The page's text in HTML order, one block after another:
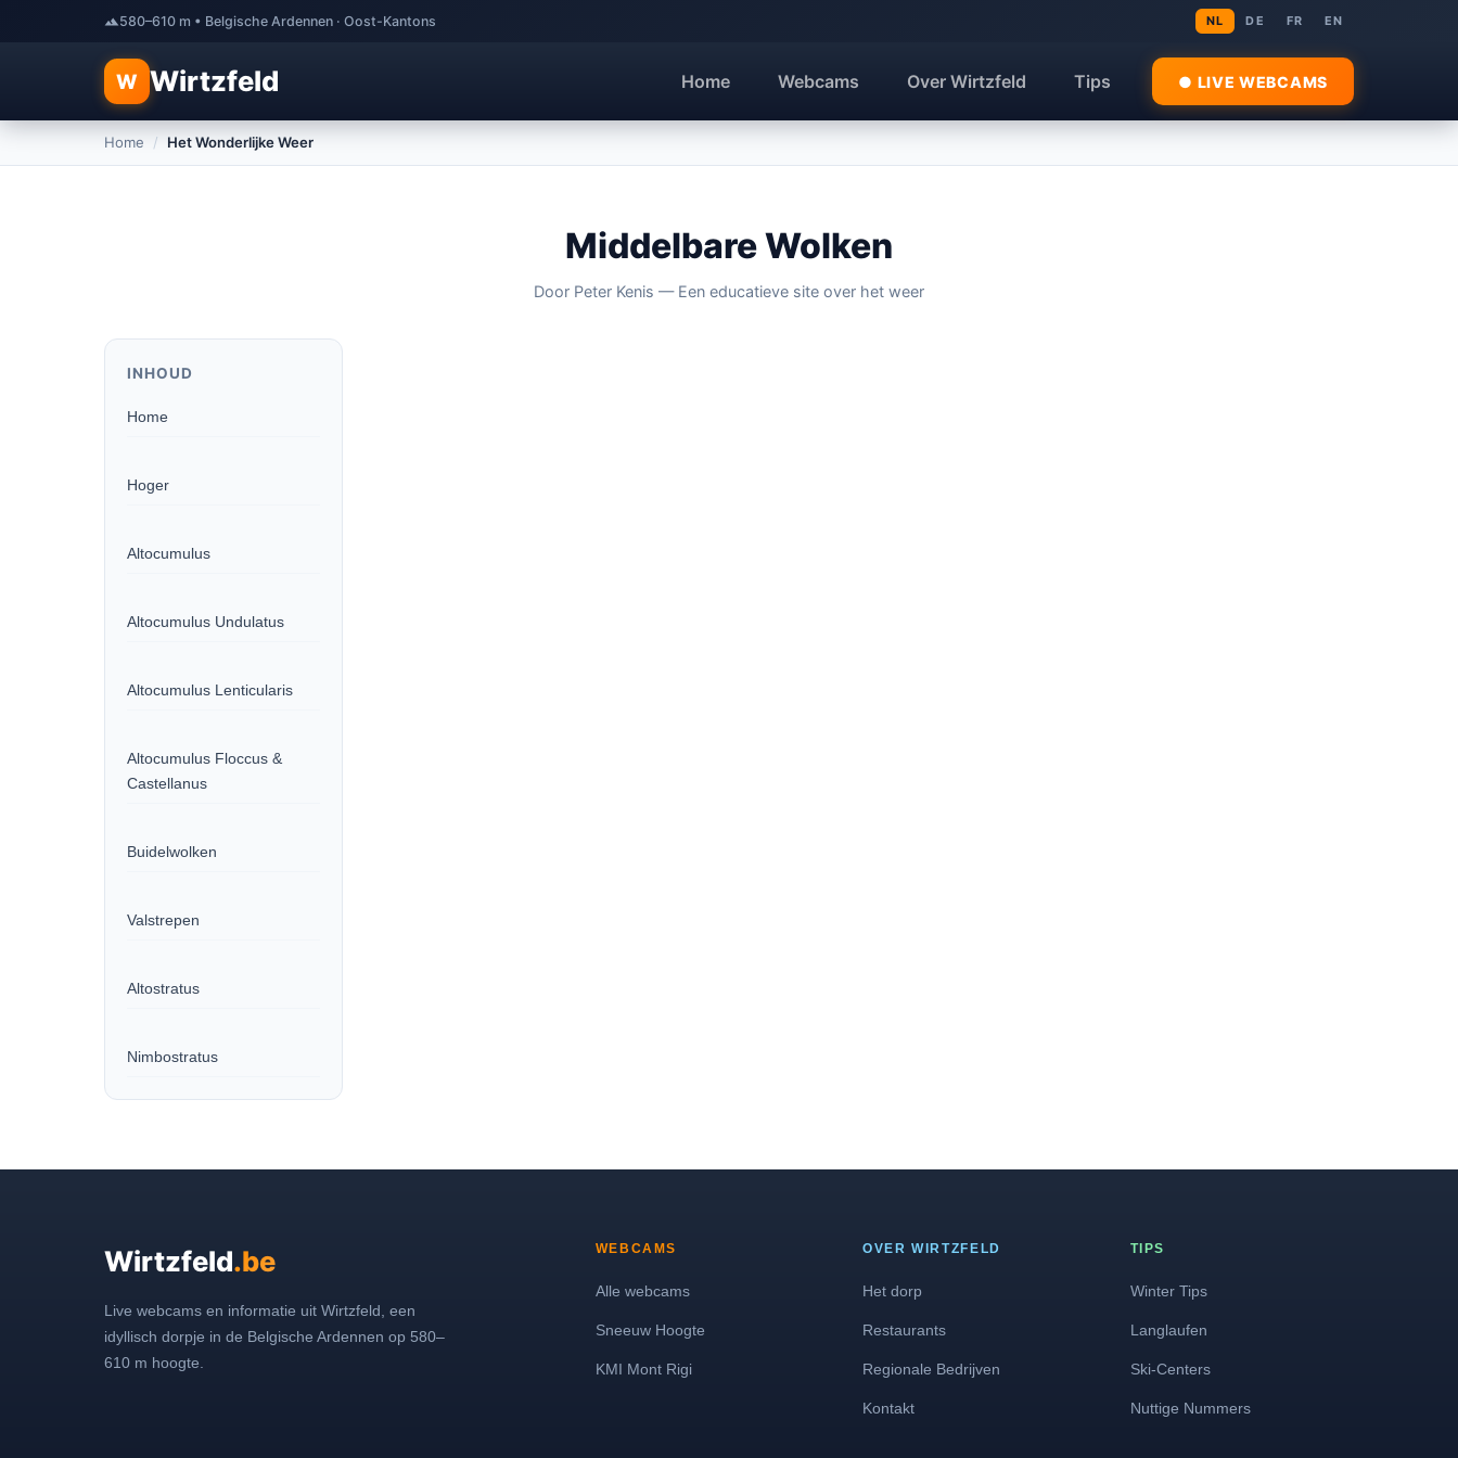
580–610 m • Belgische Ardennen · Oost-Kantons NL DE FR EN
W Wirtzfeld Home Webcams Over Wirtzfeld Tips ● LIVE WEBCAMS
Home / Het Wonderlijke Weer
Middelbare Wolken
Door Peter Kenis — Een educatieve site over het weer
INHOUD
Home
Hoger
Altocumulus
Altocumulus Undulatus
Altocumulus Lenticularis
Altocumulus Floccus &
Castellanus
Buidelwolken
Valstrepen
Altostratus
Nimbostratus
Wirtzfeld.be
Live webcams en informatie uit Wirtzfeld, een
idyllisch dorpje in de Belgische Ardennen op 580–
610 m hoogte.
WEBCAMS
Alle webcams
Sneeuw Hoogte
KMI Mont Rigi
OVER WIRTZFELD
Het dorp
Restaurants
Regionale Bedrijven
Kontakt
TIPS
Winter Tips
Langlaufen
Ski-Centers
Nuttige Nummers